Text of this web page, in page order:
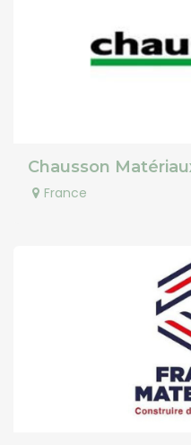
Chausson
France